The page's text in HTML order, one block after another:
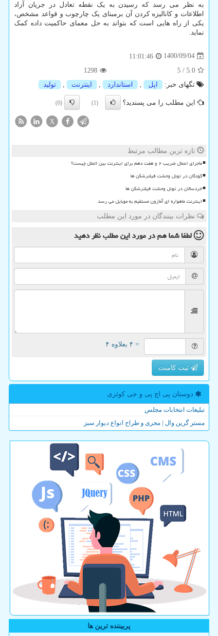
به نظر می رسد که رسیدن به یک نقطه تعادل در جریان آزاد
اطلاعات و کانالیزه کردن آن برمبنای یک چارچوب و قواعد مشخص،
یکی از راه هایی است که بتواند به حل معمای حاکمیت داده کمک
نماید.
1400/09/04
11:01:46
5.0
/
5
1298
تگهای خبر:
اپل , استاندارد , اینترنت , تولید
این مطلب را می پسندید؟ (1)
(0)
X
تازه ترین مطالب مرتبط
ماجرای اعمال ضریب ۲ و هفت دهم برای اینترنت بین الملل چیست؟
کودکان در تونل وحشت فیلترشکن ها
خردسالان در تونل وحشت فیلترشکن ها
اینترنت ماهواره ای آمازون مستقیم به موبایل می رسد
نظرات بینندگان در مورد این مطلب
لطفا شما همدر مورد این مطلبنظر دهید
= ۴ بعلاوه ۴
ثبت کامنت
دوستان پی اچ پی و جی كوئری
تبلیغات انتخابات مجلس
مستر گرین وال | مجری و طراح انواع دیوار سبز
پربیننده ترین ها